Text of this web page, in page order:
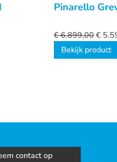
Pinarello
€6.899,00€
Bekijk product
contact op